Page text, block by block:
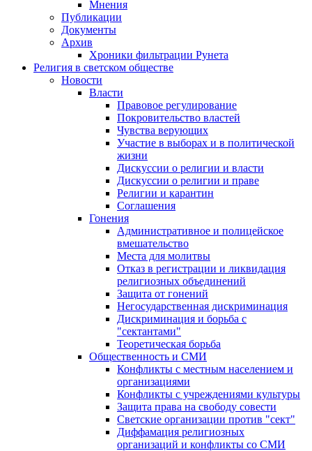
Мнения
Публикации
Документы
Архив
Хроники фильтрации Рунета
Религия в светском обществе
Новости
Власти
Правовое регулирование
Покровительство властей
Чувства верующих
Участие в выборах и в политической
жизни
Дискуссии о религии и власти
Дискуссии о религии и праве
Религии и карантин
Соглашения
Гонения
Административное и полицейское
вмешательство
Места для молитвы
Отказ в регистрации и ликвидация
религиозных объединений
Защита от гонений
Негосударственная дискриминация
Дискриминация и борьба с
"сектантами"
Теоретическая борьба
Общественность и СМИ
Конфликты с местным населением и
организациями
Конфликты с учреждениями культуры
Защита права на свободу совести
Светские организации против "сект"
Диффамация религиозных
организаций и конфликты со СМИ